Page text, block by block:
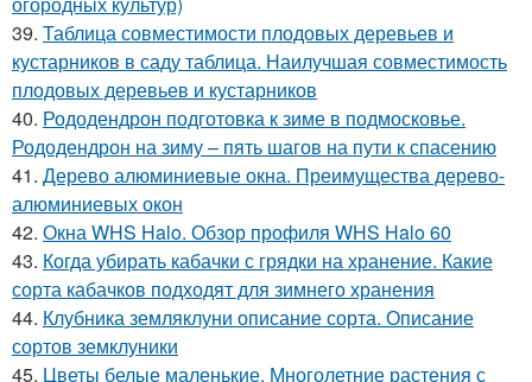
39. Таблица совместимости плодовых деревьев и
кустарников в саду таблица. Наилучшая совместимость
плодовых деревьев и кустарников
40. Рододендрон подготовка к зиме в подмосковье.
Рододендрон на зиму – пять шагов на пути к спасению
41. Дерево алюминиевые окна. Преимущества дерево-
алюминиевых окон
42. Окна WHS Halo. Обзор профиля WHS Halo 60
43. Когда убирать кабачки с грядки на хранение. Какие
сорта кабачков подходят для зимнего хранения
44. Клубника земляклуни описание сорта. Описание
сортов земклуники
45. Цветы белые маленькие. Многолетние растения с